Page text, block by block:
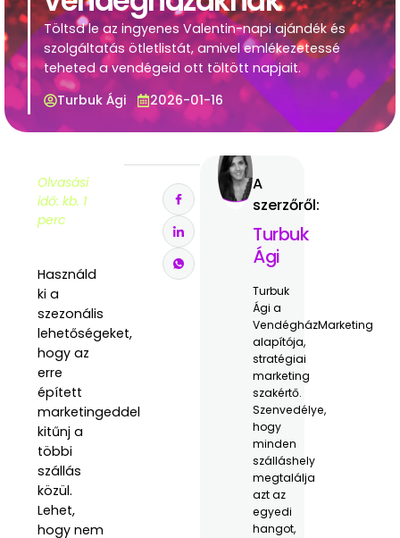
Töltsd le az ingyenes Valentin-napi ajándék és
szolgáltatás ötletlistát, amivel emlékezetessé
teheted a vendégeid ott töltött napjait.
Turbuk Ági
2026-01-16
Olvasási
idő: kb. 1
perc
Használd
ki a
szezonális
lehetőségeket,
hogy az
erre
épített
marketingeddel
kitűnj a
többi
szállás
közül.
Lehet,
hogy nem
A
szerzőről:
Turbuk
Ági
Turbuk
Ági a
VendégházMarketing
alapítója,
stratégiai
marketing
szakértő.
Szenvedélye,
hogy
minden
szálláshely
megtalálja
azt az
egyedi
hangot,